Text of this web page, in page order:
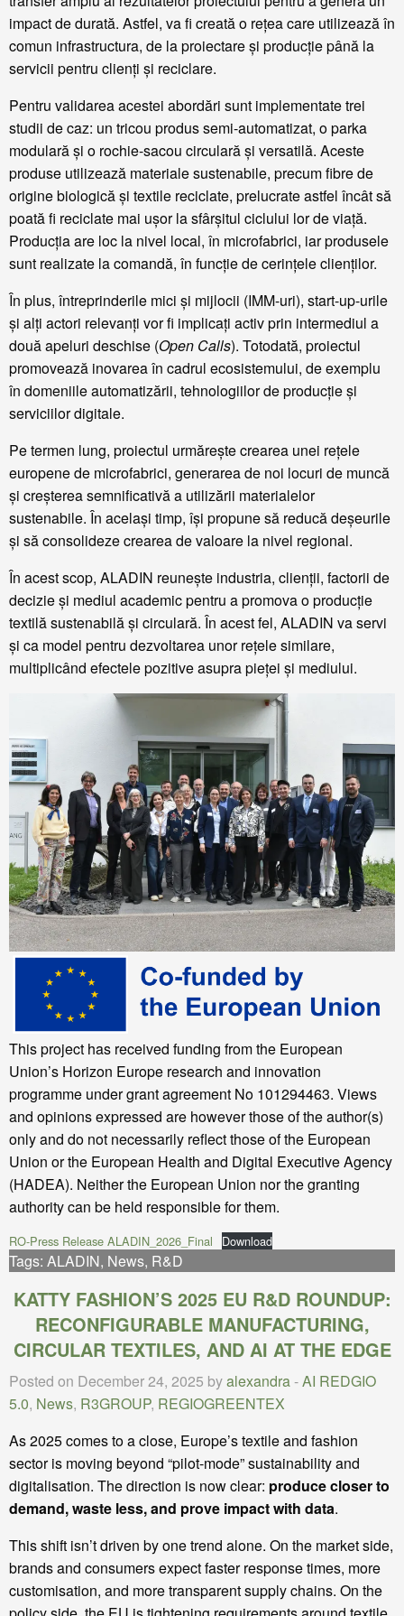
impact de durată. Astfel, va fi creată o rețea care utilizează în
comun infrastructura, de la proiectare și producție până la
servicii pentru clienți și reciclare.
Pentru validarea acestei abordări sunt implementate trei
studii de caz: un tricou produs semi-automatizat, o parka
modulară și o rochie-sacou circulară și versatilă. Aceste
produse utilizează materiale sustenabile, precum fibre de
origine biologică și textile reciclate, prelucrate astfel încât să
poată fi reciclate mai ușor la sfârșitul ciclului lor de viață.
Producția are loc la nivel local, în microfabrici, iar produsele
sunt realizate la comandă, în funcție de cerințele clienților.
În plus, întreprinderile mici și mijlocii (IMM-uri), start-up-urile
și alți actori relevanți vor fi implicați activ prin intermediul a
două apeluri deschise (Open Calls). Totodată, proiectul
promovează inovarea în cadrul ecosistemului, de exemplu
în domeniile automatizării, tehnologiilor de producție și
serviciilor digitale.
Pe termen lung, proiectul urmărește crearea unei rețele
europene de microfabrici, generarea de noi locuri de muncă
și creșterea semnificativă a utilizării materialelor
sustenabile. În același timp, își propune să reducă deșeurile
și să consolideze crearea de valoare la nivel regional.
În acest scop, ALADIN reunește industria, clienții, factorii de
decizie și mediul academic pentru a promova o producție
textilă sustenabilă și circulară. În acest fel, ALADIN va servi
și ca model pentru dezvoltarea unor rețele similare,
multiplicând efectele pozitive asupra pieței și mediului.
This project has received funding from the European
Union’s Horizon Europe research and innovation
programme under grant agreement No 101294463. Views
and opinions expressed are however those of the author(s)
only and do not necessarily reflect those of the European
Union or the European Health and Digital Executive Agency
(HADEA). Neither the European Union nor the granting
authority can be held responsible for them.
RO-Press Release ALADIN_2026_Final Download
Tags: ALADIN, News, R&D
KATTY FASHION’S 2025 EU R&D ROUNDUP:
RECONFIGURABLE MANUFACTURING,
CIRCULAR TEXTILES, AND AI AT THE EDGE
Posted on December 24, 2025 byalexandra-AI REDGIO
5.0, News, R3GROUP, REGIOGREENTEX
As 2025 comes to a close, Europe’s textile and fashion
sector is moving beyond “pilot-mode” sustainability and
digitalisation. The direction is now clear: produce closer to
demand, waste less, and prove impact with data.
This shift isn’t driven by one trend alone. On the market side,
brands and consumers expect faster response times, more
customisation, and more transparent supply chains. On the